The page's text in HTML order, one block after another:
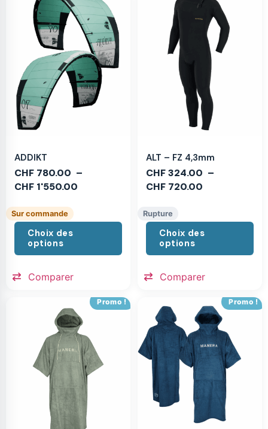
ADDIKT
CHF 780.00 –
CHF 1'550.00
Sur commande
Choix des
options
Comparer
ALT – FZ 4,3mm
CHF324.00 –
CHF 720.00
Rupture
Choix des
options
Comparer
Promo ! Promo !